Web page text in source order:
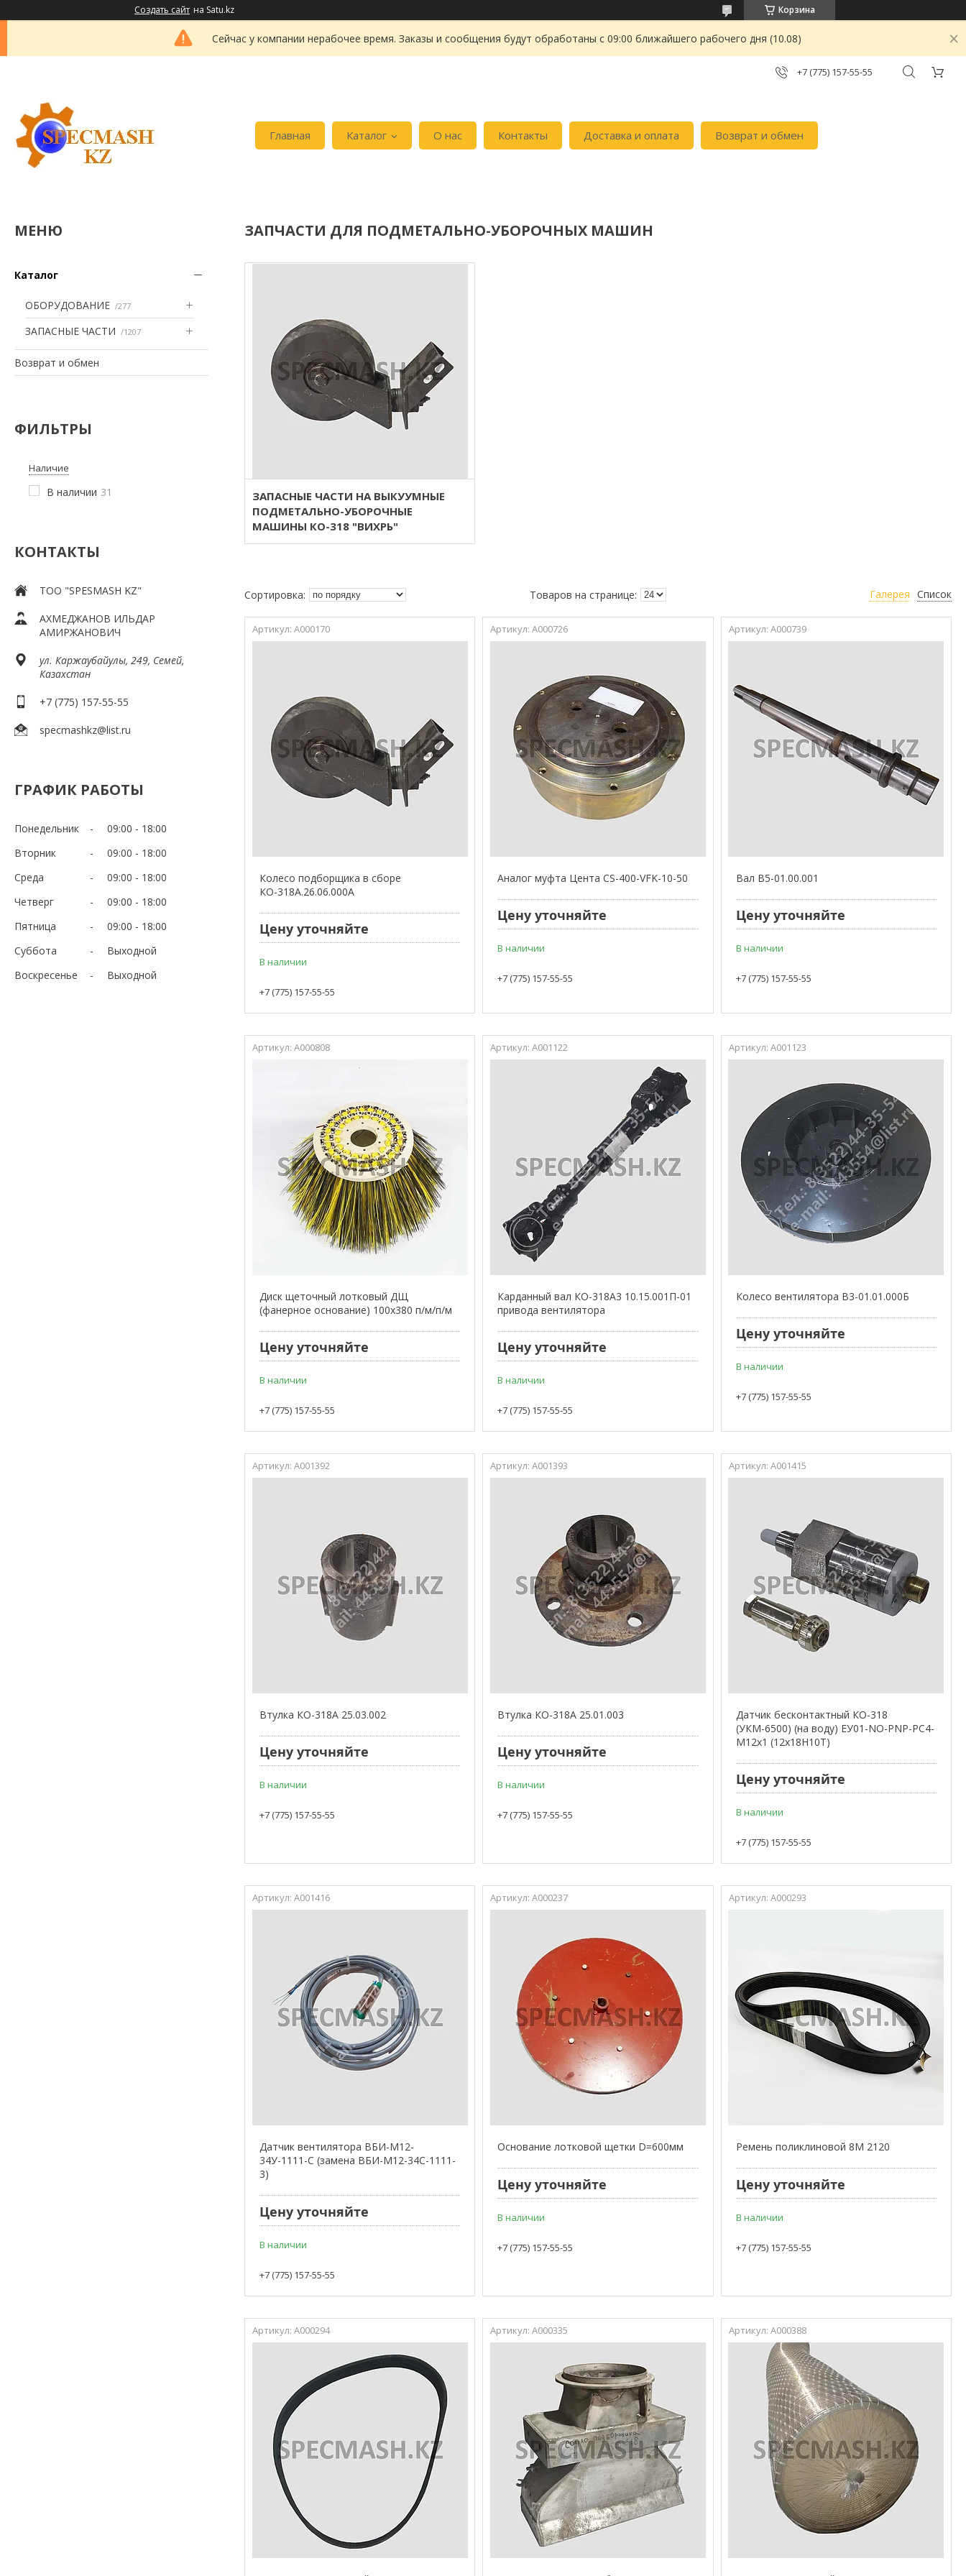
Создать сайт на Satu.kz Корзина
Сейчас у компании нерабочее время. Заказы и сообщения будут обработаны с 09:00 ближайшего рабочего дня (10.08)
+7 (775) 157-55-55
Главная Каталог О нас Контакты Доставка и оплата Возврат и обмен
Каталог
ОБОРУДОВАНИЕ 277
ЗАПАСНЫЕ ЧАСТИ 1207
Возврат и обмен
ФИЛЬТРЫ
Наличие
В наличии 31
КОНТАКТЫ
ТOO "SPESMASH KZ"
АХМЕДЖАНОВ ИЛЬДАР
АМИРЖАНОВИЧ
ул. Каржаубайулы, 249, Семей,
Казахстан
+7 (775) 157-55-55
specmashkz@list.ru
ГРАФИК РАБОТЫ
Понедельник 09:00
18:00
Вторник
09:00
18:00
Среда
09:00
18:00
Четверг
09:00
18:00
Пятница
09:00
18:00
Суббота
Выходной
Воскресенье
Выходной
ЗАПЧАСТИ ДЛЯ ПОДМЕТАЛЬНО-УБОРОЧНЫХ МАШИН
ЗАПАСНЫЕ ЧАСТИ НА ВЫКУУМНЫЕ
ПОДМЕТАЛЬНО-УБОРОЧНЫЕ
МАШИНЫ КО-318 "ВИХРЬ"
Галерея Список
А000170
Колесо подборщика в сборе
КО-318А.26.06.000А
Цену уточняйте
В наличии
+7 (775) 157-55-55
А000726
Аналог муфта Цента CS-400-VFK-10-50
Цену уточняйте
В наличии
+7 (775) 157-55-55
А000739
Вал В5-01.00.001
Цену уточняйте
В наличии
+7 (775) 157-55-55
А000808
Диск щеточный лотковый ДЩ
(фанерное основание) 100х380 п/м/п/м
Цену уточняйте
В наличии
+7 (775) 157-55-55
А001122
Карданный вал КО-318А3 10.15.001П-01
привода вентилятора
Цену уточняйте
В наличии
+7 (775) 157-55-55
А001123
Колесо вентилятора В3-01.01.000Б
Цену уточняйте
В наличии
+7 (775) 157-55-55
А001392
Втулка КО-318А 25.03.002
Цену уточняйте
В наличии
+7 (775) 157-55-55
А001393
Втулка КО-318А 25.01.003
Цену уточняйте
В наличии
+7 (775) 157-55-55
А001415
Датчик бесконтактный КО-318
(УКМ-6500) (на воду) ЕУ01-NO-PNP-PC4-
M12х1 (12х18H10T)
Цену уточняйте
В наличии
+7 (775) 157-55-55
А001416
Датчик вентилятора ВБИ-М12-
34У-1111-С (замена ВБИ-М12-34С-1111-
3)
Цену уточняйте
В наличии
+7 (775) 157-55-55
А000237
Основание лотковой щетки D=600мм
Цену уточняйте
В наличии
+7 (775) 157-55-55
А000293
Ремень поликлиновой 8М 2120
Цену уточняйте
В наличии
+7 (775) 157-55-55
А000294 А000335 А000388